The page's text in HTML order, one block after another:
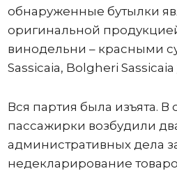
обнаруженные бутылки
оригинальной
винодельни – красными
Sassicaia, Bolgheri
Вся партия была изъята.
пассажирки возбудили
административных дела
недекларирование